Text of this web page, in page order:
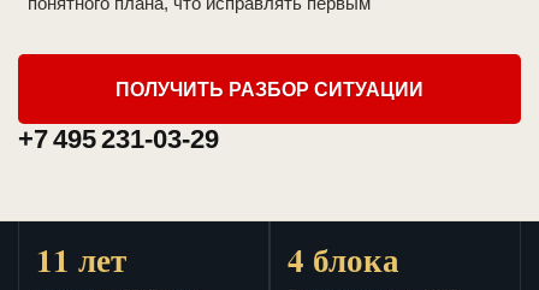
ПОЛУЧИТЬ РАЗБОР СИТУАЦИИ
+7 495 231-03-29
11 лет 4 блока